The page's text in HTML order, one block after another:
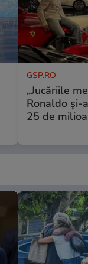
GSP.RO
„Jucăriile
Ronaldo și-
25 de